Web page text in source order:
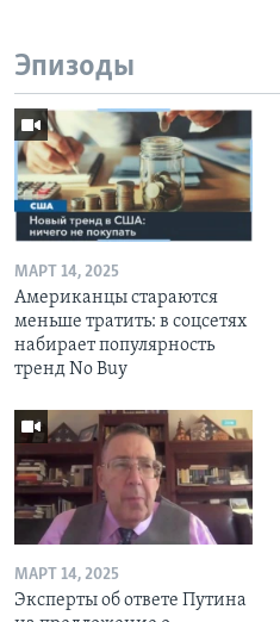
Эпизоды
МАРТ 14, 2025
Американцы стараются
меньше тратить: в соцсетях
набирает популярность
тренд No Buy
МАРТ 14, 2025
Эксперты об ответе Путина